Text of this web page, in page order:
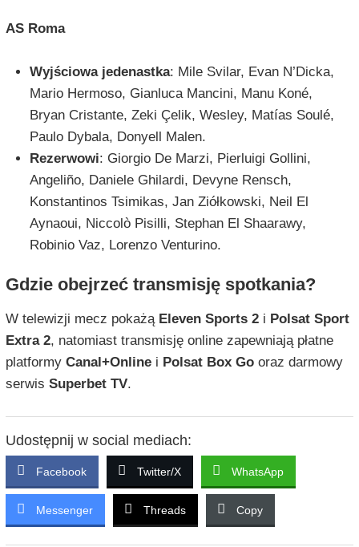
AS Roma
Wyjściowa jedenastka: Mile Svilar, Evan N’Dicka,
Mario Hermoso, Gianluca Mancini, Manu Koné,
Bryan Cristante, Zeki Çelik, Wesley, Matías Soulé,
Paulo Dybala, Donyell Malen.
Rezerwowi: Giorgio De Marzi, Pierluigi Gollini,
Angeliño, Daniele Ghilardi, Devyne Rensch,
Konstantinos Tsimikas, Jan Ziółkowski, Neil El
Aynaoui, Niccolò Pisilli, Stephan El Shaarawy,
Robinio Vaz, Lorenzo Venturino.
Gdzie obejrzeć transmisję spotkania?
W telewizji mecz pokażą Eleven Sports 2i Polsat Sport
Extra 2, natomiast transmisję online zapewniają płatne
platformy Canal+Onlinei Polsat Box Gooraz darmowy
serwis Superbet TV.
Udostępnij w social mediach:
Facebook Twitter/X WhatsApp
Messenger Threads Copy